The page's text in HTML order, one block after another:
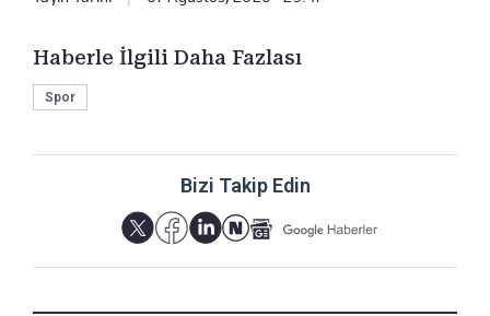
Haberle İlgili Daha Fazlası
Spor
Bizi Takip Edin